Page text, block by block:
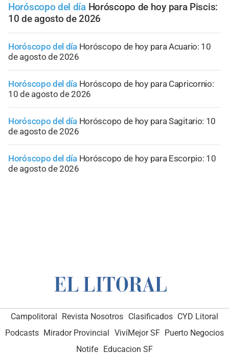
Horóscopo del día Horóscopo de hoy para Piscis:
10 de agosto de 2026
Horóscopo del día Horóscopo de hoy para Acuario: 10
de agosto de 2026
Horóscopo del día Horóscopo de hoy para Capricornio:
10 de agosto de 2026
Horóscopo del día Horóscopo de hoy para Sagitario: 10
de agosto de 2026
Horóscopo del día Horóscopo de hoy para Escorpio: 10
de agosto de 2026
Campolitoral Revista Nosotros Clasificados CYD Litoral
Podcasts Mirador Provincial VivíMejor SF Puerto Negocios
Notife Educacion SF